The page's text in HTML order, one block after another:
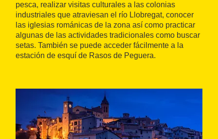
pesca, realizar visitas culturales a las colonias
industriales que atraviesan el río Llobregat, conocer
las iglesias románicas de la zona así como practicar
algunas de las actividades tradicionales como buscar
setas. También se puede acceder fácilmente a la
estación de esquí de Rasos de Peguera.